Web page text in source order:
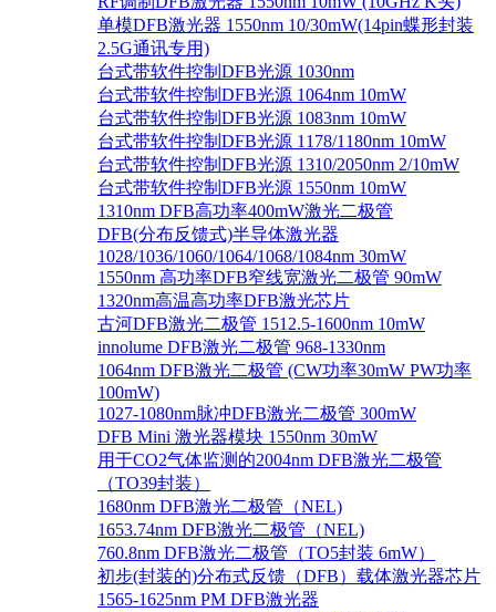
单模DFB激光器 1550nm 10/30mW(14pin蝶形封装
2.5G通讯专用)
台式带软件控制DFB光源 1030nm
台式带软件控制DFB光源 1064nm 10mW
台式带软件控制DFB光源 1083nm 10mW
台式带软件控制DFB光源 1178/1180nm 10mW
台式带软件控制DFB光源 1310/2050nm 2/10mW
台式带软件控制DFB光源 1550nm 10mW
1310nm DFB高功率400mW激光二极管
DFB(分布反馈式)半导体激光器
1028/1036/1060/1064/1068/1084nm 30mW
1550nm 高功率DFB窄线宽激光二极管 90mW
1320nm高温高功率DFB激光芯片
古河DFB激光二极管 1512.5-1600nm 10mW
innolume DFB激光二极管 968-1330nm
1064nm DFB激光二极管 (CW功率30mW PW功率
100mW)
1027-1080nm脉冲DFB激光二极管 300mW
DFB Mini 激光器模块 1550nm 30mW
用于CO2气体监测的2004nm DFB激光二极管
（TO39封装）
1680nm DFB激光二极管（NEL)
1653.74nm DFB激光二极管（NEL)
760.8nm DFB激光二极管（TO5封装 6mW）
初步(封装的)分布式反馈（DFB）载体激光器芯片
1565-1625nm PM DFB激光器